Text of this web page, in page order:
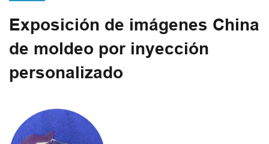
Exposición de imágenes China
de moldeo por inyección
personalizado